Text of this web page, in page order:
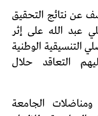
عن نتائج التحقيق
عبد الله على إثر
التنسيقية الوطنية
التعاقد حلال
الجامعة